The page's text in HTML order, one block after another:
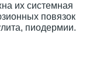
их системная
повязок
пиодермии.